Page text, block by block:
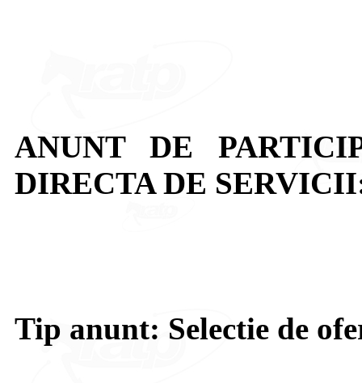
ANUNT DE
DIRECTA DE
Tip anunt: Selectie de